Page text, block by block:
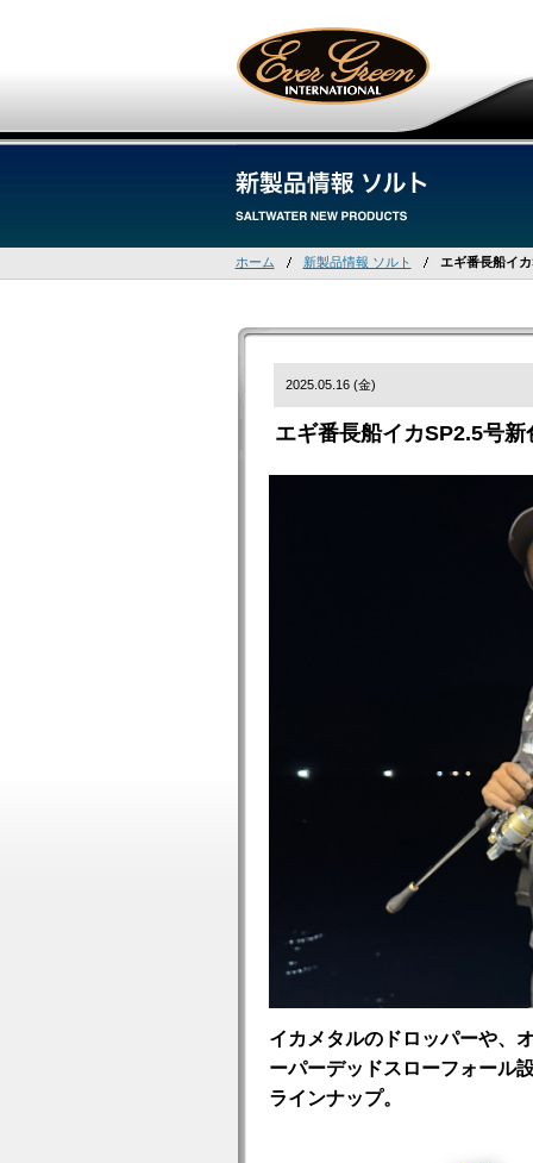
ホーム 新製品情報 ソルト エギ番長船イ
2025.05.16 (金)
エギ番長船イカSP2.5号新
イカメタルのドロッパーや、
ーパーデッドスローフォール
ラインナップ。